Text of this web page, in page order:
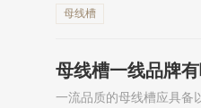
母线槽
母线槽一线品牌
一流品质的母线槽应具备